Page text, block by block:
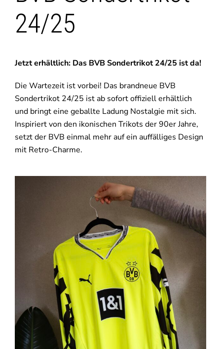
24/25
Jetzt erhältlich: Das BVB Sondertrikot 24/25 ist da!
Die Wartezeit ist vorbei! Das brandneue BVB
Sondertrikot 24/25 ist ab sofort offiziell erhältlich
und bringt eine geballte Ladung Nostalgie mit sich.
Inspiriert von den ikonischen Trikots der 90er Jahre,
setzt der BVB einmal mehr auf ein auffälliges Design
mit Retro-Charme.